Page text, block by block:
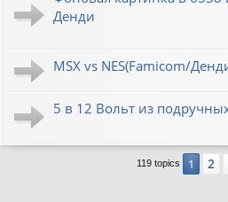
Денди
MSX vs NES(Famicom/
5 в 12 Вольт из
119 topics 1 2